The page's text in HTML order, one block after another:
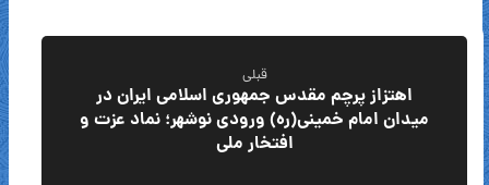
قبلی
اهتزاز پرچم مقدس جمهوری اسلامی ایران در
میدان امام خمینی(ره) ورودی نوشهر؛ نماد عزت و
افتخار ملی